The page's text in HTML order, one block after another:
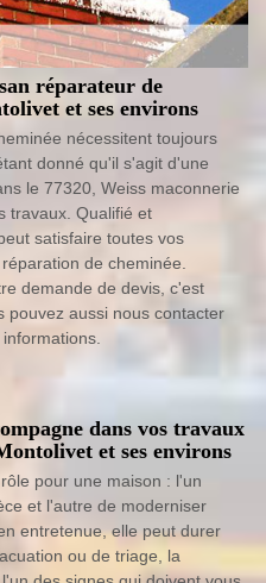
réparateur de
et ses environs
nécessitent toujours
donné qu'il s'agit d'une
le 77320, Weiss maconnerie
travaux. Qualifié et
satisfaire toutes vos
de cheminée.
demande de devis, c'est
pouvez aussi nous contacter
dans vos travaux
et ses environs
pour une maison : l'un
et l'autre de moderniser
entretenue, elle peut durer
ou de triage, la